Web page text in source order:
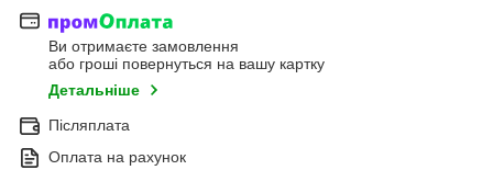
Ви отримаєте замовлення
або гроші повернуться на вашу картку
Детальніше
Післяплата
Оплата на рахунок